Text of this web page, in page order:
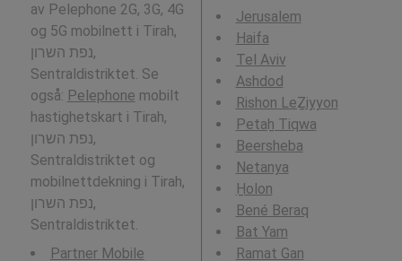
av Pelephone 2G, 3G, 4G
og 5G mobilnett i Tirah,
נפת השרון,
Sentraldistriktet. Se
også: Pelephone mobilt
hastighetskart i Tirah,
נפת השרון,
Sentraldistriktet og
mobilnettdekning i Tirah,
נפת השרון,
Sentraldistriktet.
Partner Mobile
Jerusalem
Haifa
Tel Aviv
Ashdod
Rishon LeẔiyyon
Petaẖ Tiqwa
Beersheba
Netanya
H̱olon
Bené Beraq
Bat Yam
Ramat Gan